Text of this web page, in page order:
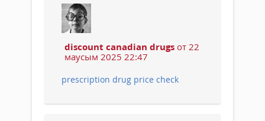
discount canadian drugs от 22
маусым 2025 22:47
prescription drug price check